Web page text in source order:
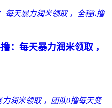
：每天暴力润米领取 ，